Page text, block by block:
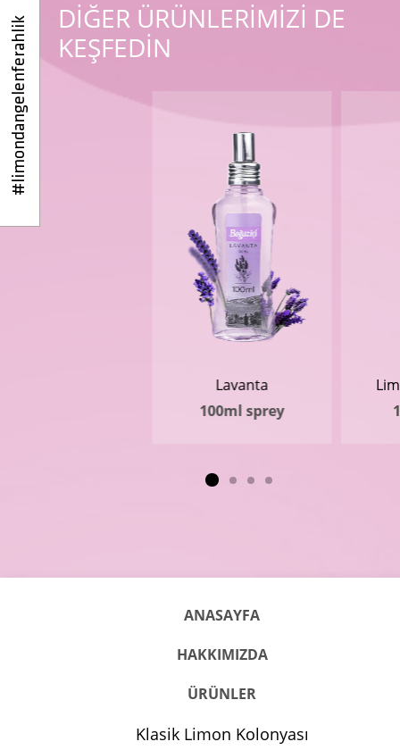
#limondangelenferahlik
DİĞER ÜRÜNLERİMİZİ DE
KEŞFEDİN
Lavanta
100ml sprey
ANASAYFA
HAKKIMIZDA
ÜRÜNLER
Klasik Limon Kolonyası